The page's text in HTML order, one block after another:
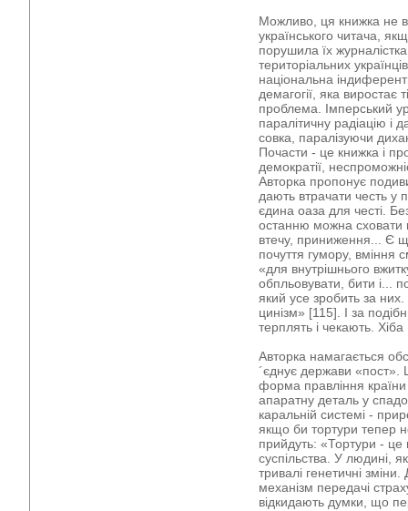
Можливо, ця книжка не
українського читача,
порушила їх
територіальних
національна
демагогії, яка виростає
проблема. Імперський
паралітичну радіацію і
совка, паралізуючи
Почасти - це книжка і
демократії,
Авторка пропонує
дають втрачати честь у
єдина оаза для честі.
останню можна сховати
втечу, приниження... Є
почуття гумору, вміння
«для внутрішнього
обпльовувати, бити і...
який усе зробить за
цинізм» [115]. І за
терплять і чекають.
Авторка намагається
´єднує держави «пост».
форма правління
апаратну деталь у
каральній системі -
якщо би тортури тепер
прийдуть: «Тортури -
суспільства. У людині,
тривалі генетичні
механізм передачі
відкидають думки, що